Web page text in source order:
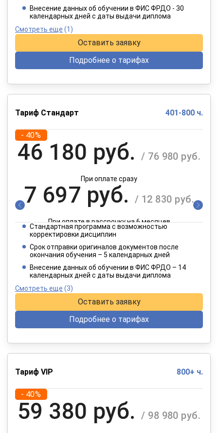
При оплате в рассрочку на 12 месяцев
Внесение данных об обучении в ФИС ФРДО - 30
календарных дней с даты выдачи диплома
Смотреть еще (1)
Оставить заявку
Подробнее о тарифах
Тариф Стандарт 401-800 ч.
- 40%
46 180 руб. / 76 980 руб.
При оплате сразу
7 697 руб. / 12 830 руб.
При оплате в рассрочку на 6 месяцев
3 849 руб.
При оплате в рассрочку на 12 месяцев
Стандартная программа с возможностью
корректировки дисциплин
Срок отправки оригиналов документов после
окончания обучения – 5 календарных дней
Внесение данных об обучении в ФИС ФРДО – 14
календарных дней с даты выдачи диплома
Смотреть еще (3)
Оставить заявку
Подробнее о тарифах
Тариф VIP 800+ ч.
- 40%
59 380 руб. / 98 980 руб.